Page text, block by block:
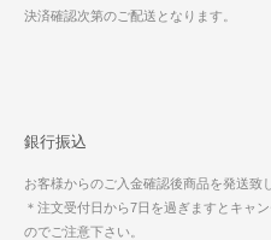
決済確認次第のご配送となります。
銀行振込
お客様からのご入金確認後商品を発送致
＊注文受付日から7日を過ぎますとキャ
のでご注意下さい。